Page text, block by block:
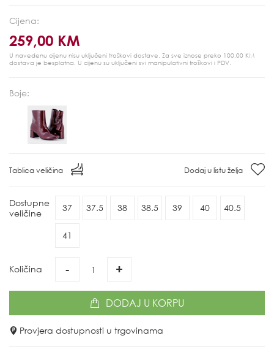
Cijena:
259,00 KM
U navedenu cijenu nisu uključeni troškovi dostave. Za sve iznose preko 100,00 KM
dostava je besplatna. U cijenu su uključeni svi manipulativni troškovi i PDV.
Boje:
Tablica veličina Dodaj u listu želja
Dostupne
veličine
37 37.5 38 38.5 39 40 40.5
41
Količina - +
DODAJ U KORPU
Provjera dostupnosti u trgovinama